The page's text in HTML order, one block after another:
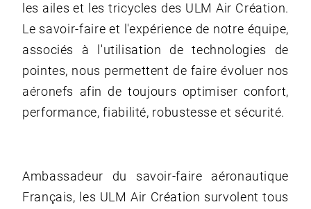
les ailes et les tricycles des ULM Air Création.
Le savoir-faire et l'expérience de notre équipe,
associés à l'utilisation de technologies de
pointes, nous permettent de faire évoluer nos
aéronefs afin de toujours optimiser confort,
performance, fiabilité, robustesse et sécurité.
Ambassadeur du savoir-faire aéronautique
Français, les ULM Air Création survolent tous